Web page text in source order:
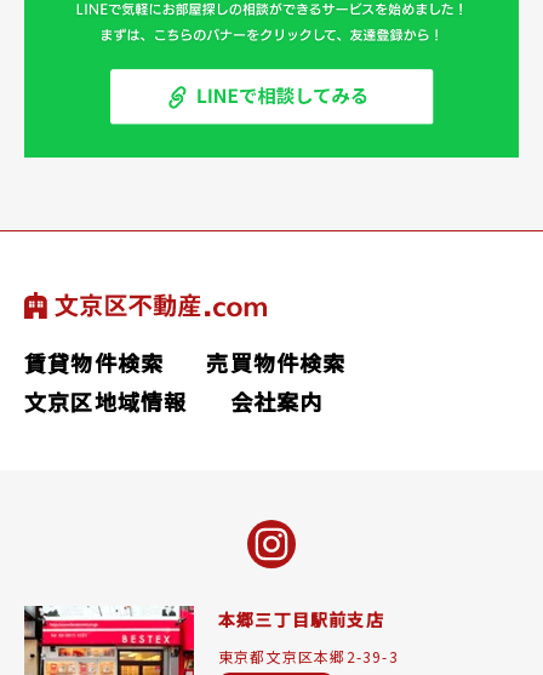
賃貸物件検索
売買物件検索
文京区地域情報
会社案内
本郷三丁目駅前支店
東京都文京区本郷2-39-3